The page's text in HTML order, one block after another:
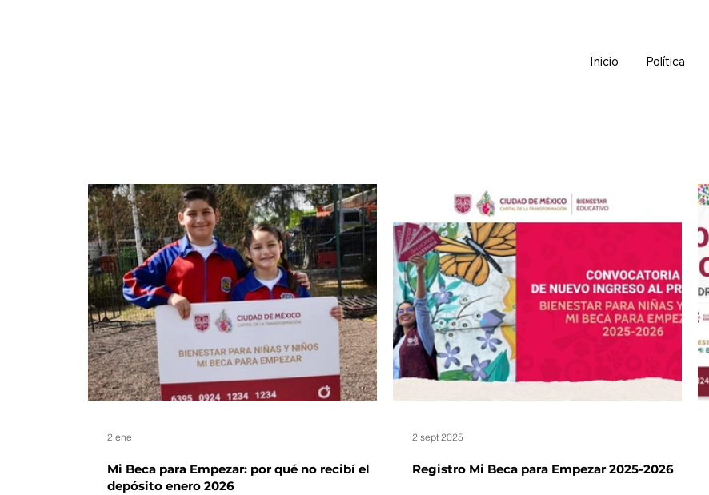
Inicio Política
Mi Beca para Empezar: por qué no recibí el
depósito enero 2026
2 ene
Registro Mi Beca para Empezar 2025-2026
2 sept 2025